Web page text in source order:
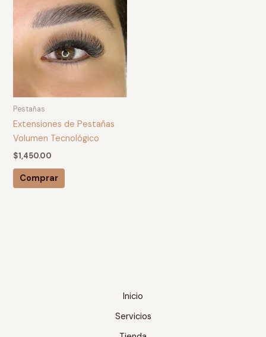
Pestañas
Extensiones de Pestañas
Volumen Tecnológico
$1,450.00
Comprar
Inicio
Servicios